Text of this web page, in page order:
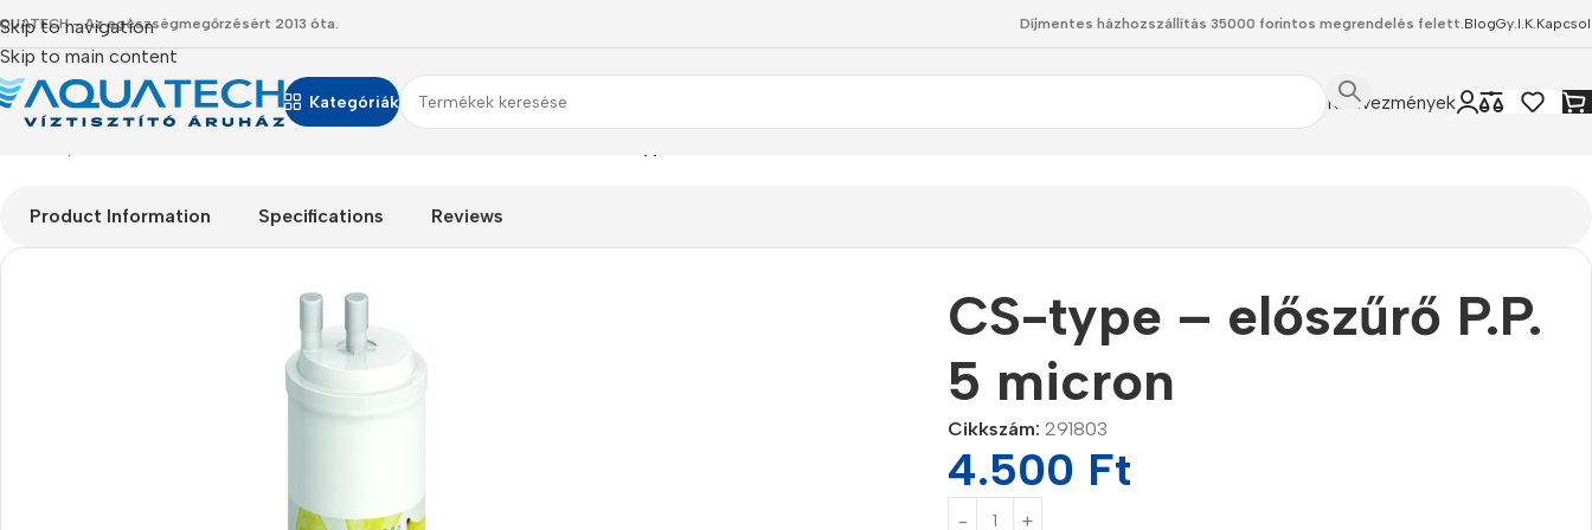
Skip to navigation
Skip to main content
- Az egészségmegőrzésért 2013 óta. Díjmentes házhozszállítás 35000 forintos megrendelés felett.BlogGy.I.K.
Kategóriák
Kedvezmények
Product Information Specifications Reviews
CS-type – előszűrő P.P.
5 micron
Cikkszám: 291803
4.500 Ft